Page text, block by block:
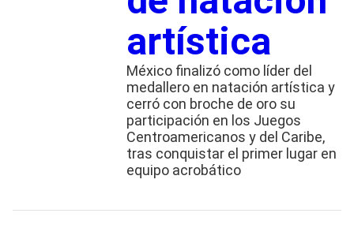
artística
México finalizó como líder del
medallero en natación artística y
cerró con broche de oro su
participación en los Juegos
Centroamericanos y del Caribe,
tras conquistar el primer lugar en
equipo acrobático